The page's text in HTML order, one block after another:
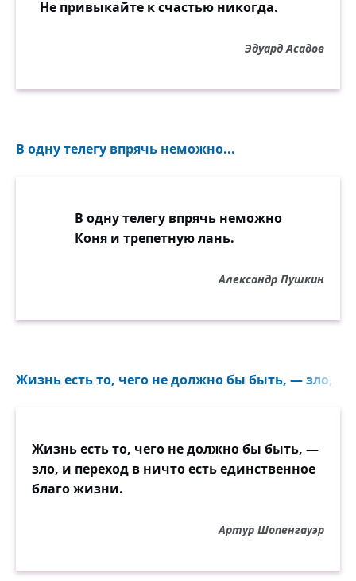
Не привыкайте к счастью никогда.
Эдуард Асадов
В одну телегу впрячь неможно...
В одну телегу впрячь неможно
Коня и трепетную лань.
Александр Пушкин
Жизнь есть то, чего не должно бы быть, — зло, и
Жизнь есть то, чего не должно бы быть, —
зло, и переход в ничто есть единственное
благо жизни.
Артур Шопенгауэр